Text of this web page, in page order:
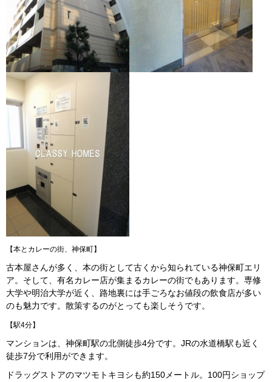
【本とカレーの街、神保町】
古本屋さんが多く、本の街として古くから知られている神保町エリ
ア。そして、有名カレー店が集まるカレーの街でもあります。専修
大学や明治大学が近く、路地裏には手ごろなお値段の飲食店が多い
のも魅力です。散策するのがとっても楽しそうです。
【駅4分】
マンションは、神保町駅の北側徒歩4分です。JRの水道橋駅も近く
徒歩7分で利用ができます。
ドラッグストアのマツモトキヨシも約150メートル。100円ショップ